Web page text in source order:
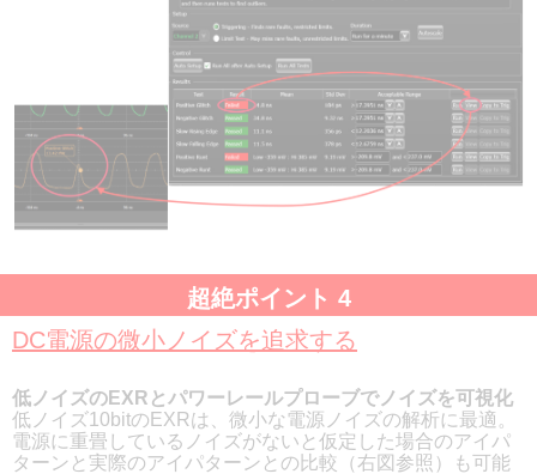
超絶ポイント 4
DC電源の微小ノイズを追求する
低ノイズのEXRとパワーレールプローブでノイズを可視化
低ノイズ10bitのEXRは、微小な電源ノイズの解析に最適。
電源に重畳しているノイズがないと仮定した場合のアイパ
ターンと実際のアイパターンとの比較（右図参照）も可能